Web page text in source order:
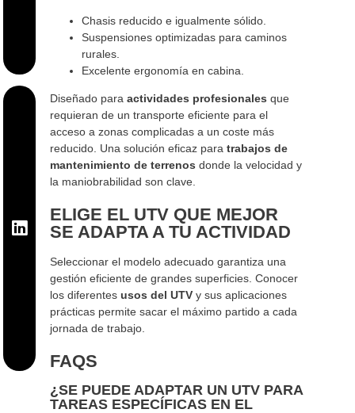
Chasis reducido e igualmente sólido.
Suspensiones optimizadas para caminos
rurales.
Excelente ergonomía en cabina.
Diseñado para actividades profesionales que
requieran de un transporte eficiente para el
acceso a zonas complicadas a un coste más
reducido. Una solución eficaz para trabajos de
mantenimiento de terrenos donde la velocidad y
la maniobrabilidad son clave.
ELIGE EL UTV QUE MEJOR
SE ADAPTA A TU ACTIVIDAD
Seleccionar el modelo adecuado garantiza una
gestión eficiente de grandes superficies. Conocer
los diferentes usos del UTVy sus aplicaciones
prácticas permite sacar el máximo partido a cada
jornada de trabajo.
FAQS
¿SE PUEDE ADAPTAR UN UTV PARA
TAREAS ESPECÍFICAS EN EL